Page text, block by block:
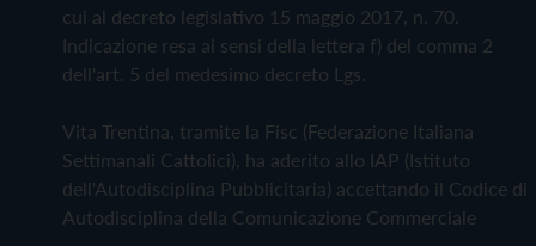
cui al decreto legislativo 15 maggio 2017, n. 70.
Indicazione resa ai sensi della lettera f) del comma 2
dell'art. 5 del medesimo decreto Lgs.
Vita Trentina, tramite la Fisc (Federazione Italiana
Settimanali Cattolici), ha aderito allo IAP (Istituto
dell'Autodisciplina Pubblicitaria) accettando il Codice di
Autodisciplina della Comunicazione Commerciale